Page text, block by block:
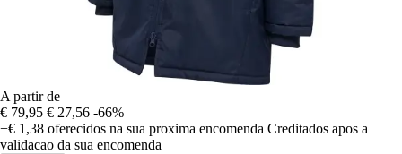
A partir de
€ 79,95 € 27,56 -66%
+€ 1,38 oferecidos na sua proxima encomenda Creditados apos a
validacao da sua encomenda